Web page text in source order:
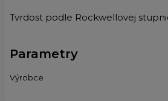
Tvrdost podle Rockwellovej
Parametry
Výrobce